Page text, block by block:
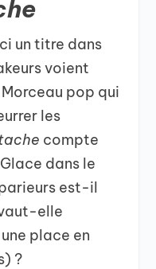
un titre dans
voient
pop qui
les
compte
dans le
est-il
elle
place en
?